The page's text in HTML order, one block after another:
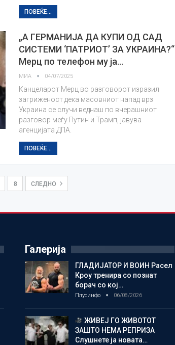
ПОВЕЌЕ...
„A ГЕРМАНИЈА ДА КУПИ ОД САД
СИСТЕМИ ‘ПАТРИОТ’ ЗА УКРАИНА?“
Мерц по телефон му ја…
МИА 04/07/2025
Канцеларот Мерц во разговорот изразил
загриженост дека масовниот напад врз
Украина се случи веднаш по вчерашниот
разговор меѓу Путин и Трамп, јавува
агенцијата ДПА.
ПОВЕЌЕ...
8 СЛЕДНО
Галерија
ГЛАДИЈАТОР И ВОИН Расел
Кроу тренира со познат
борач со кој…
Плусинфо 06/08/2026
ЖИВЕЈ ГО ЖИВОТОТ
ЗАШТО НЕМА РЕПРИЗА
Слушнете ја новата…